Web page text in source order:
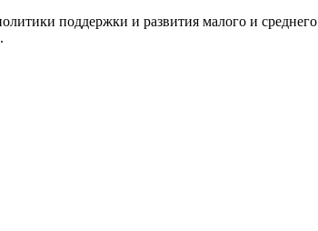
поддержки и развития малого и